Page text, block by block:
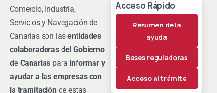
Comercio, Industria,
Servicios y Navegación de
Canarias son lasentidades
colaboradoras del Gobierno
de Canarias para informar y
ayudar a las empresas con
la tramitación de estas
Acceso Rápido
Resumen de la
ayuda
Bases reguladoras
Acceso al trámite